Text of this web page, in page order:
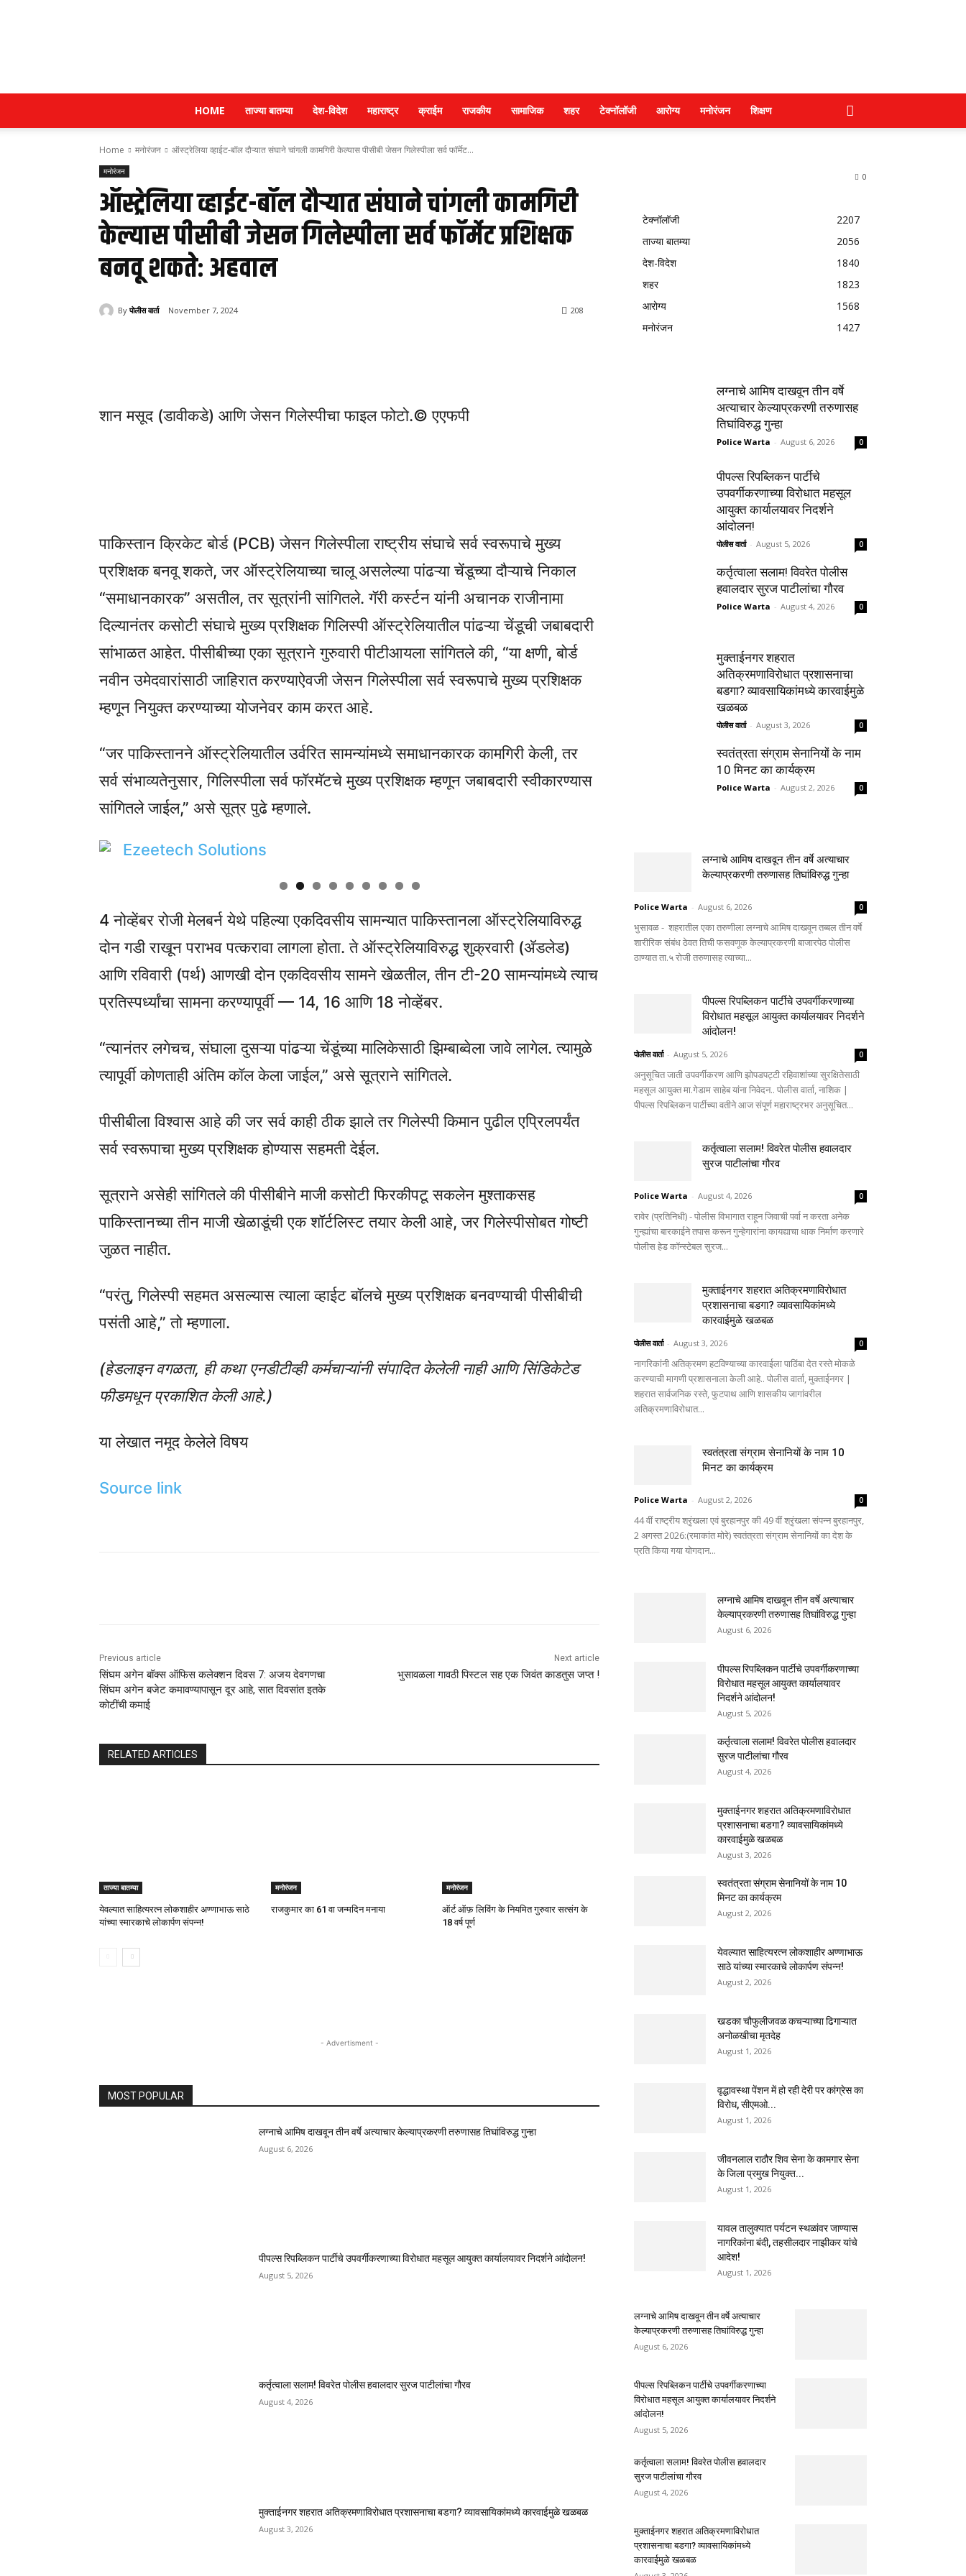
Police
warta
HOME ताज्या बातम्या देश-विदेश महाराष्ट्र क्राईम राजकीय सामाजिक शहर टेक्नॉलॉजी आरोग्य मनोरंजन शिक्षण
Home मनोरंजन ऑस्ट्रेलिया व्हाईट-बॉल दौऱ्यात संघाने चांगली कामगिरी केल्यास पीसीबी जेसन गिलेस्पीला सर्व फॉर्मेट...
मनोरंजन
ऑस्ट्रेलिया व्हाईट-बॉल दौऱ्यात संघाने चांगली कामगिरी
केल्यास पीसीबी जेसन गिलेस्पीला सर्व फॉर्मेट प्रशिक्षक
बनवू शकते: अहवाल
By पोलीस वार्ता November 7, 2024 208
शान मसूद (डावीकडे) आणि जेसन गिलेस्पीचा फाइल फोटो.© एएफपी
पाकिस्तान क्रिकेट बोर्ड (PCB) जेसन गिलेस्पीला राष्ट्रीय संघाचे सर्व स्वरूपाचे मुख्य
प्रशिक्षक बनवू शकते, जर ऑस्ट्रेलियाच्या चालू असलेल्या पांढऱ्या चेंडूच्या दौऱ्याचे निकाल
“समाधानकारक” असतील, तर सूत्रांनी सांगितले. गॅरी कर्स्टन यांनी अचानक राजीनामा
दिल्यानंतर कसोटी संघाचे मुख्य प्रशिक्षक गिलिस्पी ऑस्ट्रेलियातील पांढऱ्या चेंडूची जबाबदारी
सांभाळत आहेत. पीसीबीच्या एका सूत्राने गुरुवारी पीटीआयला सांगितले की, “या क्षणी, बोर्ड
नवीन उमेदवारांसाठी जाहिरात करण्याऐवजी जेसन गिलेस्पीला सर्व स्वरूपाचे मुख्य प्रशिक्षक
म्हणून नियुक्त करण्याच्या योजनेवर काम करत आहे.
“जर पाकिस्तानने ऑस्ट्रेलियातील उर्वरित सामन्यांमध्ये समाधानकारक कामगिरी केली, तर
सर्व संभाव्यतेनुसार, गिलिस्पीला सर्व फॉरमॅटचे मुख्य प्रशिक्षक म्हणून जबाबदारी स्वीकारण्यास
सांगितले जाईल,” असे सूत्र पुढे म्हणाले.
4 नोव्हेंबर रोजी मेलबर्न येथे पहिल्या एकदिवसीय सामन्यात पाकिस्तानला ऑस्ट्रेलियाविरुद्ध
दोन गडी राखून पराभव पत्करावा लागला होता. ते ऑस्ट्रेलियाविरुद्ध शुक्रवारी (ॲडलेड)
आणि रविवारी (पर्थ) आणखी दोन एकदिवसीय सामने खेळतील, तीन टी-20 सामन्यांमध्ये त्याच
प्रतिस्पर्ध्यांचा सामना करण्यापूर्वी — 14, 16 आणि 18 नोव्हेंबर.
“त्यानंतर लगेचच, संघाला दुसऱ्या पांढऱ्या चेंडूंच्या मालिकेसाठी झिम्बाब्वेला जावे लागेल. त्यामुळे
त्यापूर्वी कोणताही अंतिम कॉल केला जाईल,” असे सूत्राने सांगितले.
पीसीबीला विश्वास आहे की जर सर्व काही ठीक झाले तर गिलेस्पी किमान पुढील एप्रिलपर्यंत
सर्व स्वरूपाचा मुख्य प्रशिक्षक होण्यास सहमती देईल.
सूत्राने असेही सांगितले की पीसीबीने माजी कसोटी फिरकीपटू सकलेन मुश्ताकसह
पाकिस्तानच्या तीन माजी खेळाडूंची एक शॉर्टलिस्ट तयार केली आहे, जर गिलेस्पीसोबत गोष्टी
जुळत नाहीत.
“परंतु, गिलेस्पी सहमत असल्यास त्याला व्हाईट बॉलचे मुख्य प्रशिक्षक बनवण्याची पीसीबीची
पसंती आहे,” तो म्हणाला.
(हेडलाइन वगळता, ही कथा एनडीटीव्ही कर्मचाऱ्यांनी संपादित केलेली नाही आणि सिंडिकेटेड
फीडमधून प्रकाशित केली आहे.)
या लेखात नमूद केलेले विषय
Source link
Previous article
सिंघम अगेन बॉक्स ऑफिस कलेक्शन दिवस 7: अजय देवगणचा
सिंघम अगेन बजेट कमावण्यापासून दूर आहे, सात दिवसांत इतके
कोटींची कमाई
Next article
भुसावळला गावठी पिस्टल सह एक जिवंत काडतुस जप्त !
RELATED ARTICLES
ताज्या बातम्या
येवल्यात साहित्यरत्न लोकशाहीर अण्णाभाऊ साठे
यांच्या स्मारकाचे लोकार्पण संपन्न!
मनोरंजन
राजकुमार का 61 वा जन्मदिन मनाया
मनोरंजन
ऑर्ट ऑफ़ लिविंग के नियमित गुरुवार सत्संग के
18 वर्ष पूर्ण
- Advertisment -
MOST POPULAR
लग्नाचे आमिष दाखवून तीन वर्षे अत्याचार केल्याप्रकरणी तरुणासह तिघांविरुद्ध गुन्हा
August 6, 2026
पीपल्स रिपब्लिकन पार्टीचे उपवर्गीकरणाच्या विरोधात महसूल आयुक्त कार्यालयावर निदर्शने आंदोलन!
August 5, 2026
कर्तृत्वाला सलाम! विवरेत पोलीस हवालदार सुरज पाटीलांचा गौरव
August 4, 2026
मुक्ताईनगर शहरात अतिक्रमणाविरोधात प्रशासनाचा बडगा? व्यावसायिकांमध्ये कारवाईमुळे खळबळ
August 3, 2026
0
टेक्नॉलॉजी
2207
ताज्या बातम्या
2056
देश-विदेश
1840
शहर
1823
आरोग्य
1568
मनोरंजन
1427
लग्नाचे आमिष दाखवून तीन वर्षे
अत्याचार केल्याप्रकरणी तरुणासह
तिघांविरुद्ध गुन्हा
Police Warta - August 6, 2026 0
पीपल्स रिपब्लिकन पार्टीचे
उपवर्गीकरणाच्या विरोधात महसूल
आयुक्त कार्यालयावर निदर्शने
आंदोलन!
पोलीस वार्ता - August 5, 2026 0
कर्तृत्वाला सलाम! विवरेत पोलीस
हवालदार सुरज पाटीलांचा गौरव
Police Warta - August 4, 2026 0
मुक्ताईनगर शहरात
अतिक्रमणाविरोधात प्रशासनाचा
बडगा? व्यावसायिकांमध्ये कारवाईमुळे
खळबळ
पोलीस वार्ता - August 3, 2026 0
स्वतंत्रता संग्राम सेनानियों के नाम
10 मिनट का कार्यक्रम
Police Warta - August 2, 2026 0
लग्नाचे आमिष दाखवून तीन वर्षे अत्याचार
केल्याप्रकरणी तरुणासह तिघांविरुद्ध गुन्हा
Police Warta - August 6, 2026 0
भुसावळ - शहरातील एका तरुणीला लग्नाचे आमिष दाखवून तब्बल तीन वर्षे
शारीरिक संबंध ठेवत तिची फसवणूक केल्याप्रकरणी बाजारपेठ पोलीस
ठाण्यात ता.५ रोजी तरुणासह त्याच्या...
पीपल्स रिपब्लिकन पार्टीचे उपवर्गीकरणाच्या
विरोधात महसूल आयुक्त कार्यालयावर निदर्शने
आंदोलन!
पोलीस वार्ता - August 5, 2026 0
अनुसूचित जाती उपवर्गीकरण आणि झोपडपट्टी रहिवाशांच्या सुरक्षितेसाठी
महसूल आयुक्त मा.गेडाम साहेब यांना निवेदन.. पोलीस वार्ता, नाशिक |
पीपल्स रिपब्लिकन पार्टीच्या वतीने आज संपूर्ण महाराष्ट्रभर अनुसूचित...
कर्तृत्वाला सलाम! विवरेत पोलीस हवालदार
सुरज पाटीलांचा गौरव
Police Warta - August 4, 2026 0
रावेर (प्रतिनिधी) - पोलीस विभागात राहून जिवाची पर्वा न करता अनेक
गुन्ह्यांचा बारकाईने तपास करून गुन्हेगारांना कायद्याचा धाक निर्माण करणारे
पोलीस हेड कॉन्स्टेबल सुरज...
मुक्ताईनगर शहरात अतिक्रमणाविरोधात
प्रशासनाचा बडगा? व्यावसायिकांमध्ये
कारवाईमुळे खळबळ
पोलीस वार्ता - August 3, 2026 0
नागरिकांनी अतिक्रमण हटविण्याच्या कारवाईला पाठिंबा देत रस्ते मोकळे
करण्याची मागणी प्रशासनाला केली आहे.. पोलीस वार्ता, मुक्ताईनगर |
शहरात सार्वजनिक रस्ते, फुटपाथ आणि शासकीय जागांवरील
अतिक्रमणाविरोधात...
स्वतंत्रता संग्राम सेनानियों के नाम 10
मिनट का कार्यक्रम
Police Warta - August 2, 2026 0
44 वीं राष्ट्रीय श्रृंखला एवं बुरहानपुर की 49 वीं श्रृंखला संपन्न बुरहानपुर,
2 अगस्त 2026:(रमाकांत मोरे) स्वतंत्रता संग्राम सेनानियों का देश के
प्रति किया गया योगदान...
लग्नाचे आमिष दाखवून तीन वर्षे अत्याचार
केल्याप्रकरणी तरुणासह तिघांविरुद्ध गुन्हा
August 6, 2026
पीपल्स रिपब्लिकन पार्टीचे उपवर्गीकरणाच्या
विरोधात महसूल आयुक्त कार्यालयावर
निदर्शने आंदोलन!
August 5, 2026
कर्तृत्वाला सलाम! विवरेत पोलीस हवालदार
सुरज पाटीलांचा गौरव
August 4, 2026
मुक्ताईनगर शहरात अतिक्रमणाविरोधात
प्रशासनाचा बडगा? व्यावसायिकांमध्ये
कारवाईमुळे खळबळ
August 3, 2026
स्वतंत्रता संग्राम सेनानियों के नाम 10
मिनट का कार्यक्रम
August 2, 2026
येवल्यात साहित्यरत्न लोकशाहीर अण्णाभाऊ
साठे यांच्या स्मारकाचे लोकार्पण संपन्न!
August 2, 2026
खडका चौफुलीजवळ कचऱ्याच्या ढिगाऱ्यात
अनोळखीचा मृतदेह
August 1, 2026
वृद्धावस्था पेंशन में हो रही देरी पर कांग्रेस का
विरोध, सीएमओ...
August 1, 2026
जीवनलाल राठौर शिव सेना के कामगार सेना
के जिला प्रमुख नियुक्त...
August 1, 2026
यावल तालुक्यात पर्यटन स्थळांवर जाण्यास
नागरिकांना बंदी, तहसीलदार नाझीकर यांचे
आदेश!
August 1, 2026
लग्नाचे आमिष दाखवून तीन वर्षे अत्याचार
केल्याप्रकरणी तरुणासह तिघांविरुद्ध गुन्हा
August 6, 2026
पीपल्स रिपब्लिकन पार्टीचे उपवर्गीकरणाच्या
विरोधात महसूल आयुक्त कार्यालयावर निदर्शने
आंदोलन!
August 5, 2026
कर्तृत्वाला सलाम! विवरेत पोलीस हवालदार
सुरज पाटीलांचा गौरव
August 4, 2026
मुक्ताईनगर शहरात अतिक्रमणाविरोधात
प्रशासनाचा बडगा? व्यावसायिकांमध्ये
कारवाईमुळे खळबळ